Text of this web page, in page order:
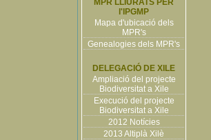
MPR LLIURATS PER
l'IPGMP
Mapa d'ubicació dels
MPR's
Genealogies dels MPR's
DELEGACIÓ DE XILE
Ampliació del projecte
Biodiversitat a Xile
Execució del projecte
Biodiversitat a Xile
2012 Notícies
2013 Altiplà Xilè